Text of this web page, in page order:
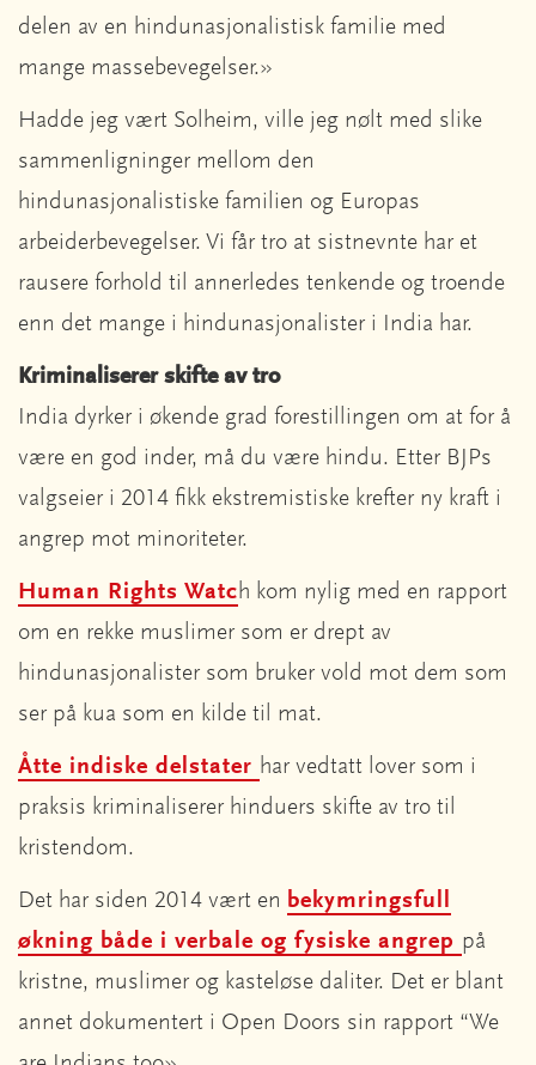
delen av en hindunasjonalistisk familie med
mange massebevegelser.»
Hadde jeg vært Solheim, ville jeg nølt med slike
sammenligninger mellom den
hindunasjonalistiske familien og Europas
arbeiderbevegelser. Vi får tro at sistnevnte har et
rausere forhold til annerledes tenkende og troende
enn det mange i hindunasjonalister i India har.
Kriminaliserer skifte av tro
India dyrker i økende grad forestillingen om at for å
være en god inder, må du være hindu. Etter BJPs
valgseier i 2014 fikk ekstremistiske krefter ny kraft i
angrep mot minoriteter.
Human Rights Watch kom nylig med en rapport
om en rekke muslimer som er drept av
hindunasjonalister som bruker vold mot dem som
ser på kua som en kilde til mat.
Åtte indiske delstater har vedtatt lover som i
praksis kriminaliserer hinduers skifte av tro til
kristendom.
Det har siden 2014 vært en bekymringsfull
økning både i verbale og fysiske angrep på
kristne, muslimer og kasteløse daliter. Det er blant
annet dokumentert i Open Doors sin rapport “We